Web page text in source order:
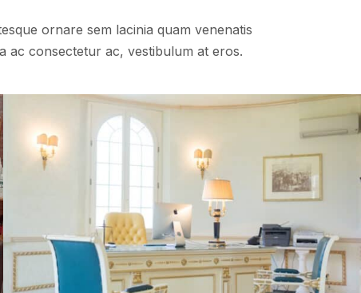
ornare sem lacinia quam venenatis
ac consectetur ac, vestibulum at eros.